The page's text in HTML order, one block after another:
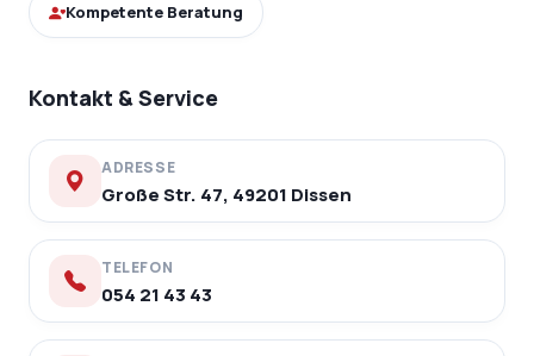
Kompetente Beratung
Kontakt & Service
ADRESSE
Große Str. 47, 49201 Dissen
TELEFON
054 21 43 43